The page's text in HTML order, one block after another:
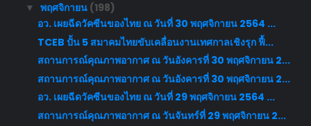
▼ พฤศจิกายน (198)
อว. เผยฉีดวัคซีนของไทย ณ วันที่ 30 พฤศจิกายน 2564 ...
TCEB ปั้น 5 สมาคมไทยขับเคลื่อนงานเทศกาลเชิงรุก ฟื้...
สถานการณ์คุณภาพอากาศ ณ วันอังคารที่ 30 พฤศจิกายน 2...
สถานการณ์คุณภาพอากาศ ณ วันอังคารที่ 30 พฤศจิกายน 2...
อว. เผยฉีดวัคซีนของไทย ณ วันที่ 29 พฤศจิกายน 2564 ...
สถานการณ์คุณภาพอากาศ ณ วันจันทร์ที่ 29 พฤศจิกายน 2...